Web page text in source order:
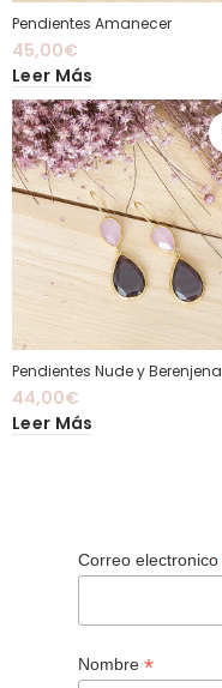
Pendientes Amanecer
45,00€
Leer Más
Pendientes Nude y Berenjena
44,00€
Leer Más
Correo electronico
Nombre *